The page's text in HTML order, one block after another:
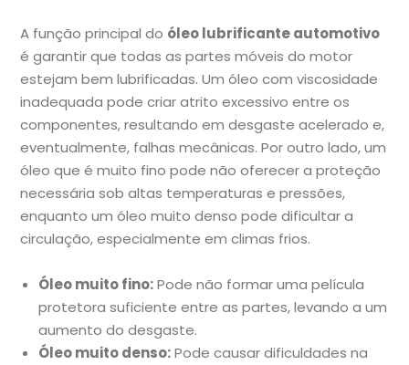
A função principal do óleo lubrificante automotivo
é garantir que todas as partes móveis do motor
estejam bem lubrificadas. Um óleo com viscosidade
inadequada pode criar atrito excessivo entre os
componentes, resultando em desgaste acelerado e,
eventualmente, falhas mecânicas. Por outro lado, um
óleo que é muito fino pode não oferecer a proteção
necessária sob altas temperaturas e pressões,
enquanto um óleo muito denso pode dificultar a
circulação, especialmente em climas frios.
Óleo muito fino:Pode não formar uma película
protetora suficiente entre as partes, levando a um
aumento do desgaste.
Óleo muito denso:Pode causar dificuldades na